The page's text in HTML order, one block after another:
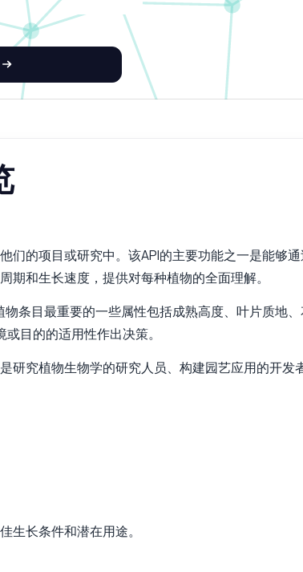
的项目或研究中。该API的主要功能之一是能够
和生长速度，提供对每种植物的全面理解。
条目最重要的一些属性包括成熟高度、叶片质地
目的的适用性作出决策。
究植物生物学的研究人员、构建园艺应用的开发
生长条件和潜在用途。